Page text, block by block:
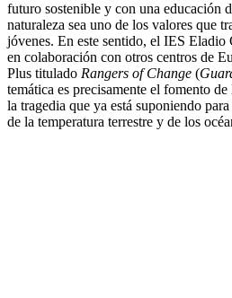
futuro sostenible y con una educación
naturaleza sea uno de los valores que
jóvenes. En este sentido, el IES Eladio
en colaboración con otros centros de
Plus titulado Rangers of Change (
temática es precisamente el fomento
la tragedia que ya está suponiendo
de la temperatura terrestre y de los